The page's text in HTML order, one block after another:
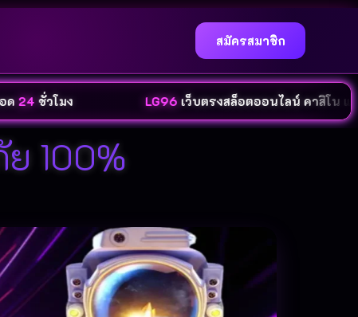
สมัครสมาชิก
ง เว็บตรงสล็อตออนไลน์ คาสิโน และกีฬาออ
100%